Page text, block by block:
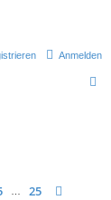
Anmelden
25